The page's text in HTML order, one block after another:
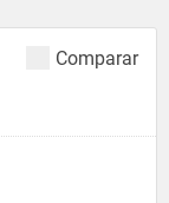
Comparar